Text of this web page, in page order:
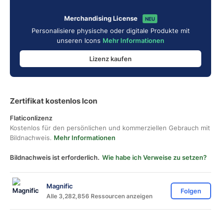
Merchandising License NEU
Personalisiere physische oder digitale Produkte mit
unseren Icons Mehr Informationen
Lizenz kaufen
Zertifikat kostenlos Icon
Flaticonlizenz
Kostenlos für den persönlichen und kommerziellen Gebrauch mit
Bildnachweis. Mehr Informationen
Bildnachweis ist erforderlich. Wie habe ich Verweise zu setzen?
Magnific
Alle 3,282,856 Ressourcen anzeigen
Folgen